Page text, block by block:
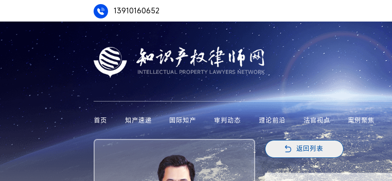
13910160652
首页 知产速递 国际知产 审判动态 理论前沿 法官视点 案例聚焦
返回列表